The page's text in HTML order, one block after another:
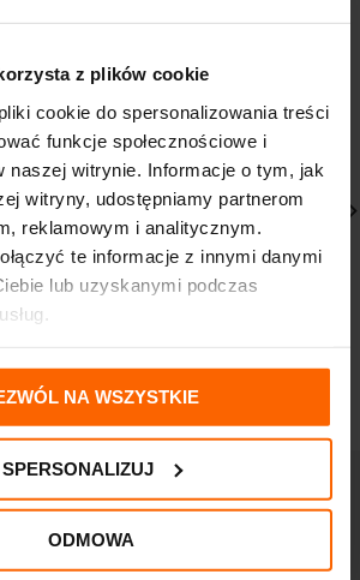
z plików cookie
cookie do spersonalizowania treści
funkcje społecznościowe i
naszej witrynie. Informacje o tym, jak
witryny, udostępniamy partnerom
reklamowym i analitycznym.
te informacje z innymi danymi
lub uzyskanymi podczas
NA WSZYSTKIE
SPERSONALIZUJ
ODMOWA
Fluid
SPF
Mustela HYDRA BEBE
Krem do twarzy 40 ml
28,60zł